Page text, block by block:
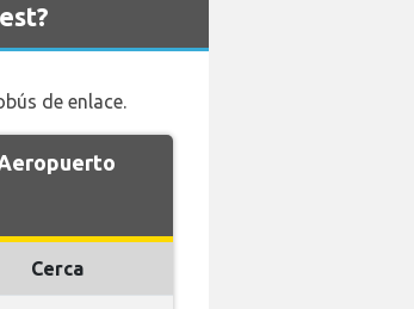
de enlace.
Aeropuerto
Cerca